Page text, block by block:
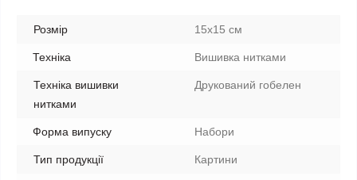
Розмір 15x15 см
Техніка Вишивка нитками
Техніка вишивки
нитками
Друкований гобелен
Форма випуску Набори
Тип продукції Картини